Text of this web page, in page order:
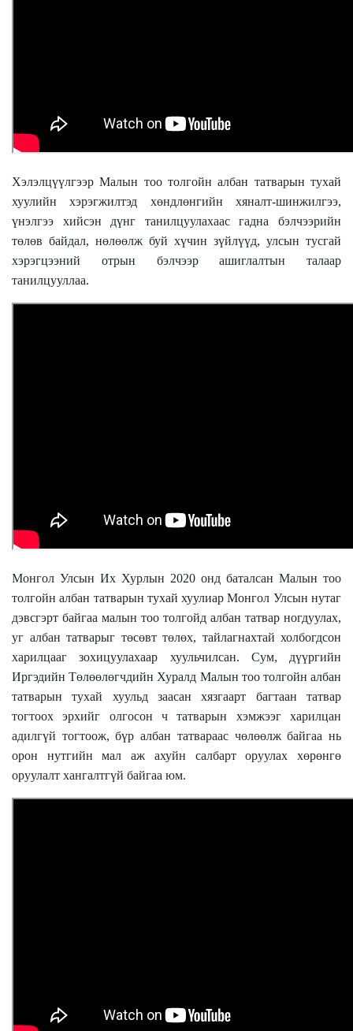
Хэлэлцүүлгээр Малын тоо толгойн албан татварын тухай
хуулийн хэрэгжилтэд хөндлөнгийн хяналт-шинжилгээ,
үнэлгээ хийсэн дүнг танилцуулахаас гадна бэлчээрийн
төлөв байдал, нөлөөлж буй хүчин зүйлүүд, улсын тусгай
хэрэгцээний отрын бэлчээр ашиглалтын талаар
танилцууллаа.
Монгол Улсын Их Хурлын 2020 онд баталсан Малын тоо
толгойн албан татварын тухай хуулиар Монгол Улсын нутаг
дэвсгэрт байгаа малын тоо толгойд албан татвар ногдуулах,
уг албан татварыг төсөвт төлөх, тайлагнахтай холбогдсон
харилцааг зохицуулахаар хуульчилсан. Сум, дүүргийн
Иргэдийн Төлөөлөгчдийн Хуралд Малын тоо толгойн албан
татварын тухай хуульд заасан хязгаарт багтаан татвар
тогтоох эрхийг олгосон ч татварын хэмжээг харилцан
адилгүй тогтоож, бүр албан татвараас чөлөөлж байгаа нь
орон нутгийн мал аж ахуйн салбарт оруулах хөрөнгө
оруулалт хангалтгүй байгаа юм.